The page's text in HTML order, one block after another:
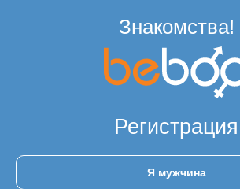
Знакомства!
Регистрация
Я мужчина